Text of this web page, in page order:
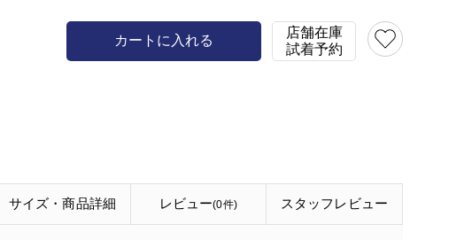
カートに入れる
店舗在庫
試着予約
サイズ・商品詳細 レビュー(0件) スタッフ レビュー